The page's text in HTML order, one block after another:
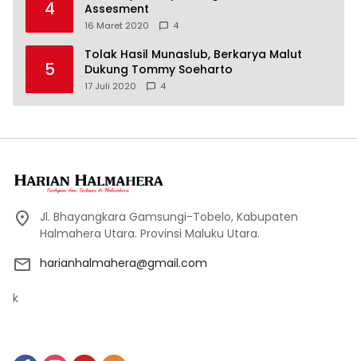
4
Assesment
16 Maret 2020 4
5
Tolak Hasil Munaslub, Berkarya Malut
Dukung Tommy Soeharto
17 Juli 2020 4
Jl. Bhayangkara Gamsungi-Tobelo, Kabupaten
Halmahera Utara. Provinsi Maluku Utara.
harianhalmahera@gmail.com
k